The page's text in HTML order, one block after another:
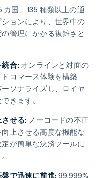
カ国、135 種類以上の通
ョンにより、世界中の
管理にかかる複雑さと
合: オンラインと対面の
コマース体験を構築
ソナライズし、ロイヤ
きます。
せる: ノーコードの不正
上させる高度な機能な
が簡単な決済ツールに
で迅速に前進: 99.999%